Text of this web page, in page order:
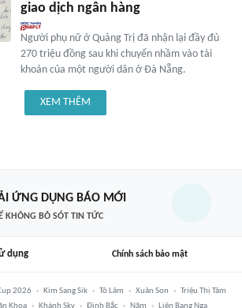
giao dịch ngân hàng
Người phụ nữ ở Quảng Trị đã nhận lại đầy đủ
270 triệu đồng sau khi chuyển nhầm vào tài
khoản của một người dân ở Đà Nẵng.
XEM THÊM
ỨNG DỤNG BÁO MỚI
KHÔNG BỎ SÓT TIN TỨC
dụng Chính sách bảo mật
2026 Kim Sang Sik Tô Lâm Xuân Son
Triệu Thị Tâm
Khoa Khánh Sky Đình Bắc Năm Liên Bang Nga